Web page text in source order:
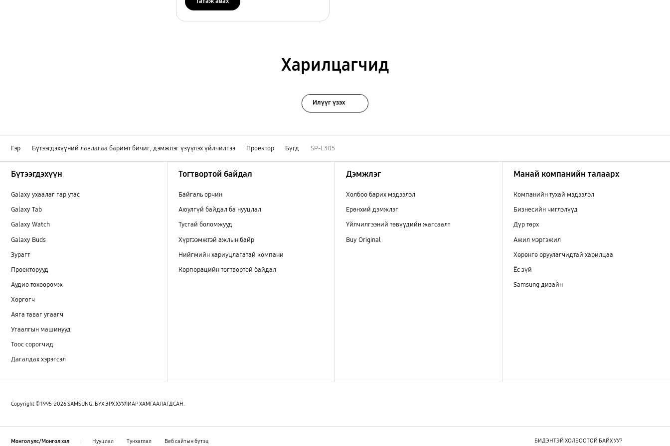
Харилцагчид
Илүүг үзэх
Гэр Бүтээгдэхүүний лавлагаа баримт бичиг, дэмжлэг үзүүлэх үйлчилгээ Проектор Бүгд SP-L305
Бүтээгдэхүүн
Galaxy ухаалаг гар утас
Galaxy Tab
Galaxy Watch
Galaxy Buds
Зурагт
Проекторууд
Аудио төхөөрөмж
Хөргөгч
Аяга таваг угаагч
Угаалгын машинууд
Тоос сорогчид
Дагалдах хэрэгсэл
Тогтвортой байдал
Байгаль орчин
Аюулгүй байдал ба нууцлал
Тусгай боломжууд
Хүртээмжтэй ажлын байр
Нийгмийн хариуцлагатай компани
Корпорацийн тогтвортой байдал
Дэмжлэг
Холбоо барих мэдээлэл
Ерөнхий дэмжлэг
Үйлчилгээний төвүүдийн жагсаалт
Buy Original
Манай компанийн талаарх
Компанийн тухай мэдээлэл
Бизнесийн чиглэлүүд
Дүр төрх
Ажил мэргэжил
Хөрөнгө оруулагчидтай харилцаа
Ёс зүй
Samsung дизайн
Copyright © 1995-2026 SAMSUNG. БҮХ ЭРХ ХУУЛИАР ХАМГААЛАГДСАН.
Монгол улс/Монгол хэл Нууцлал Тунхаглал Веб сайтын бүтэц БИДЭНТЭЙ ХОЛБООТОЙ БАЙХ УУ?